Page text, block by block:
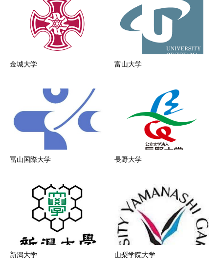
金城大学 富山大学
冨山国際大学 長野大学
新潟大学 山梨学院大学